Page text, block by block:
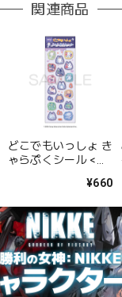
関連商品
どこでもいっしょ き
ゃらぷくシール <お
¥660